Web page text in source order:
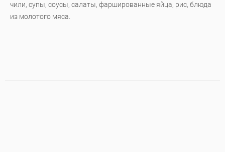
чили, супы, соусы, салаты, фаршированные яйца, рис, блюда
из молотого мяса.